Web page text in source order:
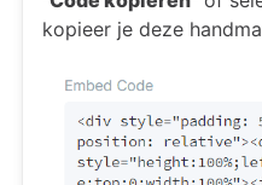
kopieer je deze